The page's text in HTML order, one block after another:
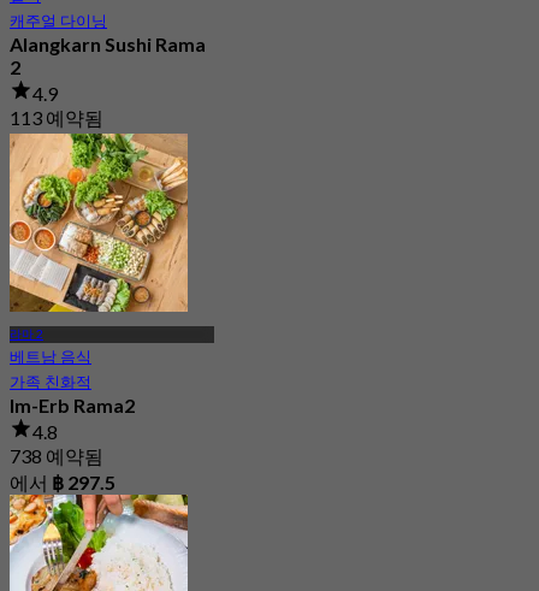
캐주얼 다이닝
Alangkarn Sushi Rama
2
4.9
113 예약됨
에서
฿ 250
라마 2
베트남 음식
가족 친화적
Im-Erb Rama2
4.8
738 예약됨
에서 ฿ 297.5